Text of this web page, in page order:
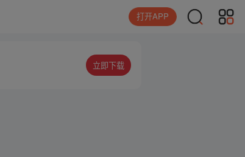
打开APP
立即下载